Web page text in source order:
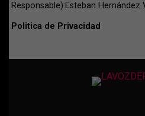
Responsable):Esteban Hernández
Politica de Privacidad